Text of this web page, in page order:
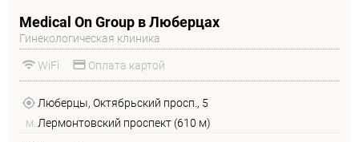
Medical On Group в Люберцах
Гинекологическая клиника
WiFi Оплата картой
Люберцы, Октябрьский просп., 5
м. Лермонтовский проспект (610 м)